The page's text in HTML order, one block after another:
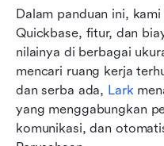
Dalam panduan ini,
Quickbase, fitur, dan
nilainya di berbagai
mencari ruang kerja
dan serba ada, Lark
yang menggabungkan
komunikasi, dan